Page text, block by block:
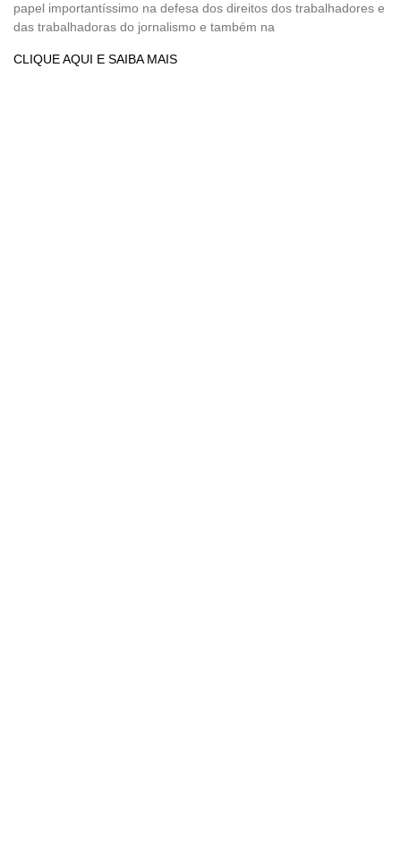
papel importantíssimo na defesa dos direitos dos trabalhadores e
das trabalhadoras do jornalismo e também na
CLIQUE AQUI E SAIBA MAIS